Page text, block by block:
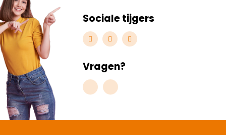
Sociale tijgers
Vragen?